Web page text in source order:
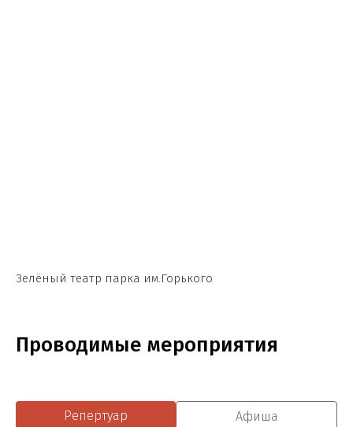
Зелёный театр парка им.Горького
Проводимые мероприятия
Репертуар Афиша